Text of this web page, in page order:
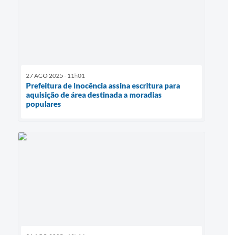
27 AGO 2025 - 11h01
Prefeitura de Inocência assina escritura para
aquisição de área destinada a moradias
populares